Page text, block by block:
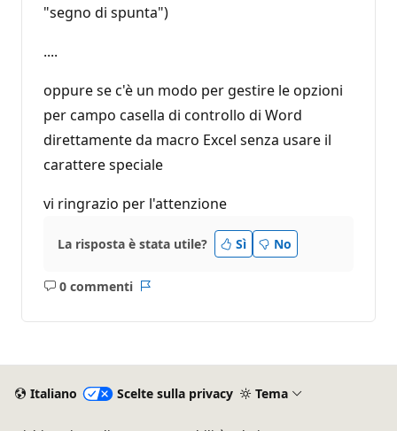
"segno di spunta")
....
oppure se c'è un modo per gestire le opzioni
per campo casella di controllo di Word
direttamente da macro Excel senza usare il
carattere speciale
vi ringrazio per l'attenzione
La risposta è stata utile? Sì No
0 commenti
Nessun
Italiano Scelte sulla privacy Tema